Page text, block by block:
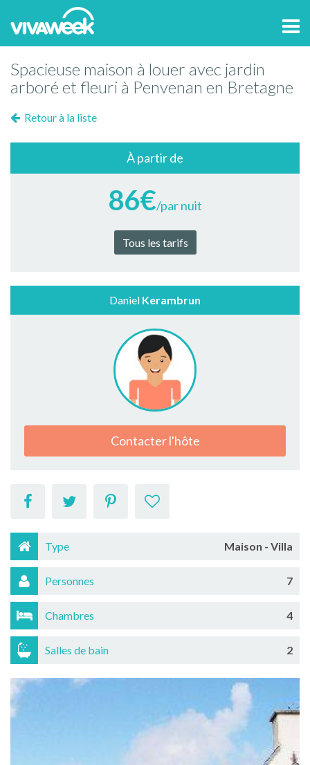
Spacieuse maison à louer avec jardin
arboré et fleuri à Penvenan en Bretagne
Retour à la liste
À partir de
86€/par nuit
Tous les tarifs
Daniel Kerambrun
Contacter l'hôte
Type Maison - Villa
Personnes 7
Chambres 4
Salles de bain 2